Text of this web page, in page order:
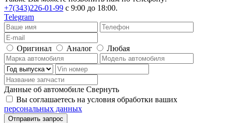
+7(343)226-01-99 с 9:00 до 18:00.
Telegram
Оригинал Аналог Любая
Данные об автомобиле Свернуть
Вы соглашаетесь на условия обработки ваших
персональных данных